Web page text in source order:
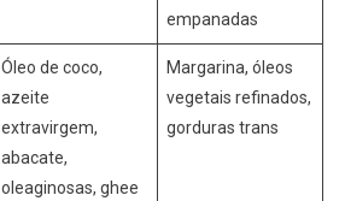
empanadas
Óleo de coco,
azeite
extravirgem,
abacate,
oleaginosas, ghee
Margarina, óleos
vegetais refinados,
gorduras trans